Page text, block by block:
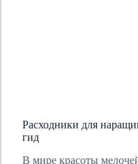
Расходники для
гид
В мире красоты